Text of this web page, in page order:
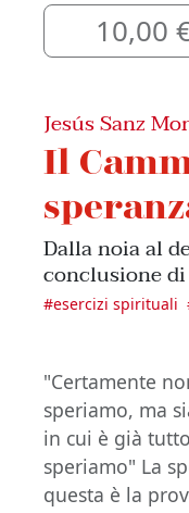
10,00
Jesús Sanz
Il
Dalla noia al
conclusione
#esercizi spirituali
"Certamente
speriamo, ma
in cui è già
speriamo" La
questa è la